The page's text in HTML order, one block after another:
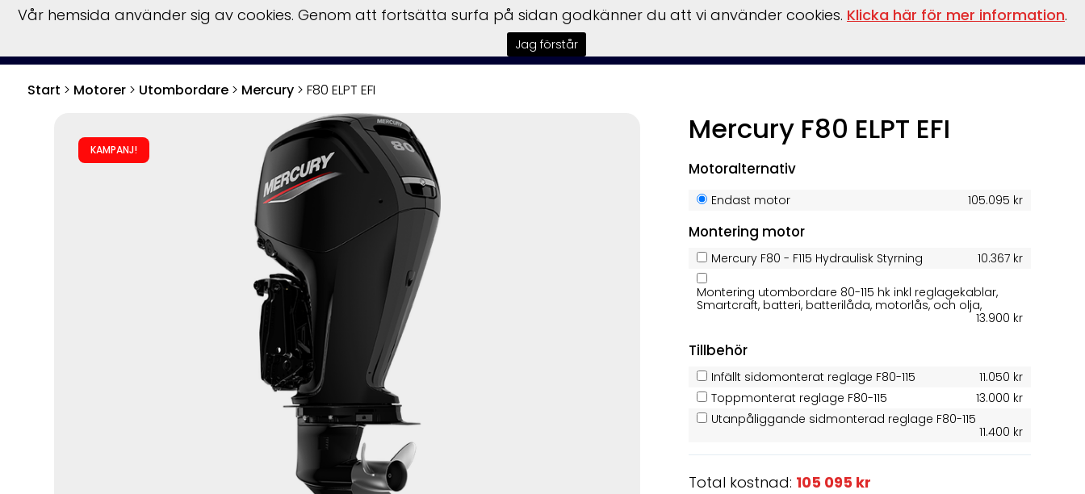
Trailers Garmin
Start > Motorer> Utombordare> Mercury> F80 ELPT EFI
KAMPANJ!
Mercury F80 ELPT EFI
Motoralternativ
Endast motor 105.095 kr
Montering motor
Mercury F80 - F115 Hydraulisk Styrning 10.367 kr
Montering utombordare 80-115 hk inkl reglagekablar,
Smartcraft, batteri, batterilåda, motorlås, och olja,
13.900 kr
Tillbehör
Infällt sidomonterat reglage F80-115
11.050 kr
Toppmonterat reglage F80-115
13.000 kr
Utanpåliggande sidmonterad reglage F80-115
11.400 kr
Total kostnad: 105 095 kr
Vår hemsida använder sig av cookies. Genom att fortsätta surfa på sidan godkänner du att vi använder cookies. Klicka här för mer information.
Jag förstår